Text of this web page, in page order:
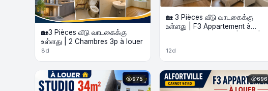
🏡3 Pièces வீடு வாடகைக்கு
உள்ளது | 2 Chambres 3p à louer
8d
🏡 3 Pièces வீடு வாடகைக்கு
உள்ளது | F3 Appartement à
12d
975 696